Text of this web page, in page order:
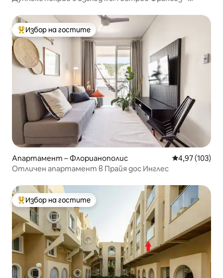
Най-популярен избор на гостите
Избор на гостите
Апартамент – Флорианополис Средна
4,97 (103)
Отличен апартамент в Прайя дос Инглес
Най-популярен избор на гостите
Избор на гостите